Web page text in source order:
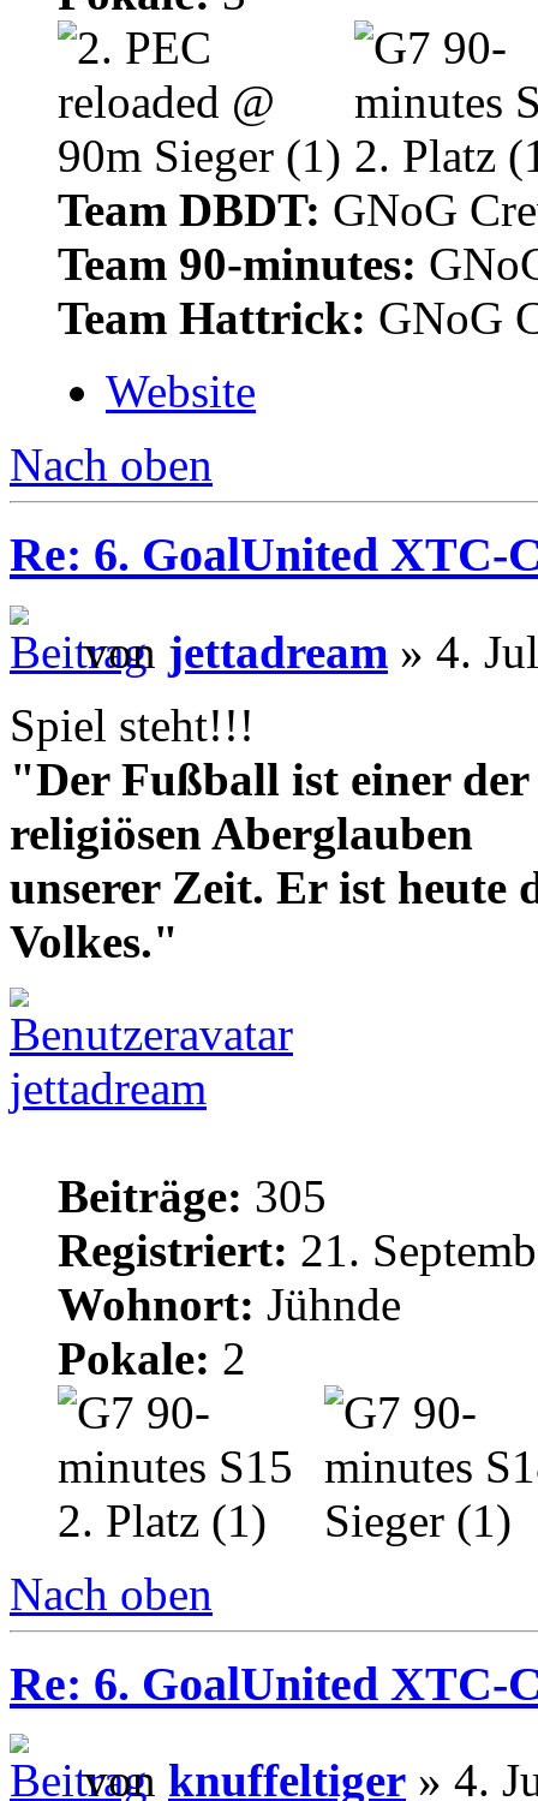
Team DBDT: GNoG
Team 90-minutes:
Team Hattrick: GNoG
Website
Nach oben
Re: 6. GoalUnited XTC-
von jettadream » 4.
Spiel steht!!!
"Der Fußball ist einer
religiösen Aberglauben
unserer Zeit. Er ist heute
Volkes."
jettadream
Beiträge: 305
Registriert: 21.
Wohnort: Jühnde
Pokale: 2
Nach oben
Re: 6. GoalUnited XTC-
von knuffeltiger » 4.